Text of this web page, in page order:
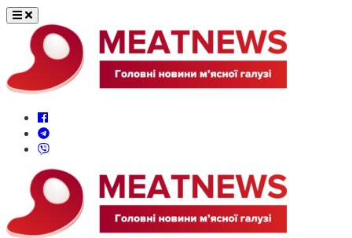
Перейти
вмісту